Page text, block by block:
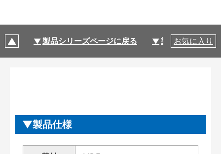
製品シリーズページに戻る 製品仕様
お気に入り
製品仕様